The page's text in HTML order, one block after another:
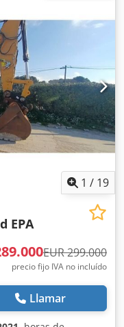
* Dirección: tracción
hidráulico
Sistema hidráulico:
auxiliares para
Aire acondicionado
en muy buen estado
1 / 19
EPA
EUR 299.000
precio fijo IVA no incluído
Llamar